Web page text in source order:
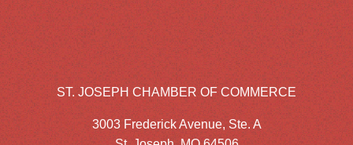
ST. JOSEPH CHAMBER OF COMMERCE
3003 Frederick Avenue, Ste. A